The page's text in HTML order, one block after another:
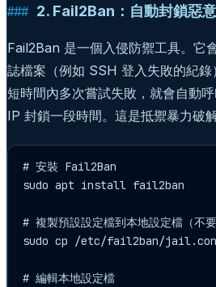
2. Fail2Ban：自動封鎖惡
Fail2Ban 是一個入侵防禦工具。它
誌檔案（例如 SSH 登入失敗的紀
短時間內多次嘗試失敗，就會自動
IP 封鎖一段時間。這是抵禦暴力破
# 安裝 Fail2Ban
sudo apt install fail2ban
# 複製預設設定檔到本地設定檔（
sudo cp /etc/fail2ban/
# 編輯本地設定檔